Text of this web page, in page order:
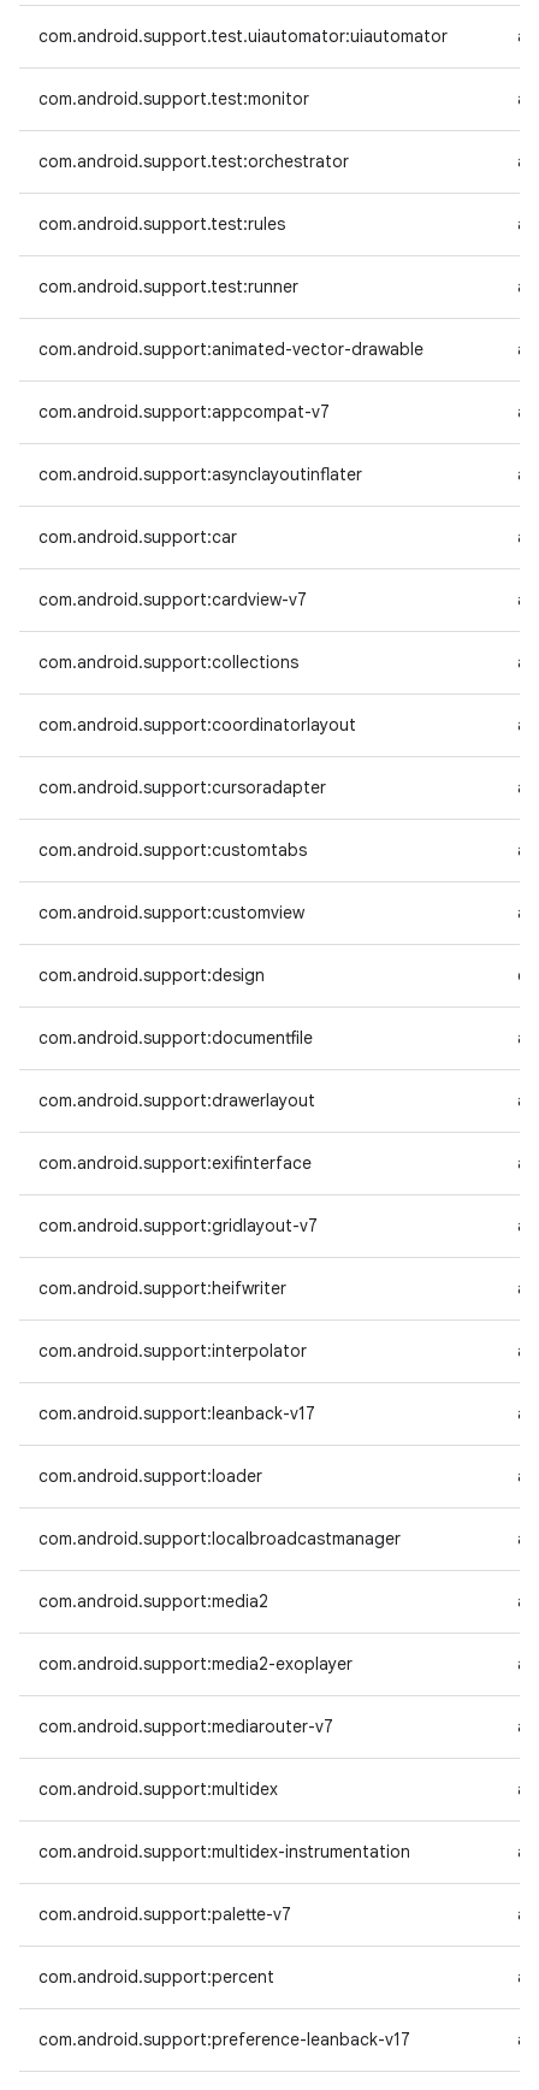
com.android.support.test.uiautomator:uiautomator
com.android.support.test:monitor
com.android.support.test:orchestrator
com.android.support.test:rules
com.android.support.test:runner
com.android.support:animated-vector-drawable
com.android.support:appcompat-v7
com.android.support:asynclayoutinflater
com.android.support:car
com.android.support:cardview-v7
com.android.support:collections
com.android.support:coordinatorlayout
com.android.support:cursoradapter
com.android.support:customtabs
com.android.support:customview
com.android.support:design
com.android.support:documentfile
com.android.support:drawerlayout
com.android.support:exifinterface
com.android.support:gridlayout-v7
com.android.support:heifwriter
com.android.support:interpolator
com.android.support:leanback-v17
com.android.support:loader
com.android.support:localbroadcastmanager
com.android.support:media2
com.android.support:media2-exoplayer
com.android.support:mediarouter-v7
com.android.support:multidex
com.android.support:multidex-instrumentation
com.android.support:palette-v7
com.android.support:percent
com.android.support:preference-leanback-v17